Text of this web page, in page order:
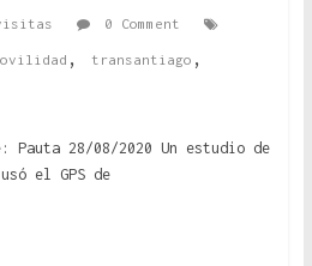
0 Comment
, transantiago ,
Pauta 28/08/2020 Un estudio de
el GPS de